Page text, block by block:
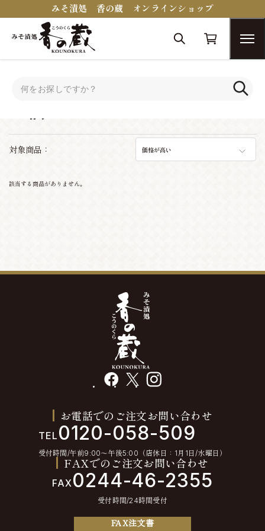
みそ漬処 香の蔵 オンラインショップ
対象商品： 価格が高い
該当する商品がありません。
facebook instagram
お電話でのご注文お問い合わせ
TEL 0120-058-509
受付時間/午前9:00〜午後5:00（店休日：1月1日/水曜日）
FAXでのご注文お問い合わせ
FAX0244-46-2355
受付時間/24時間受付
FAX注文書